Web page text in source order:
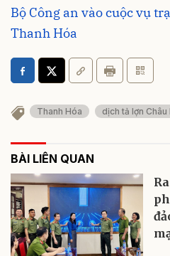
Bộ Công an vào cuộc vụ
Thanh Hóa
Thanh Hóa dịch tả lợn Châu
BÀI LIÊN QUAN